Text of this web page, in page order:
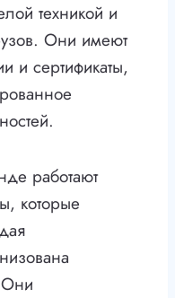
техникой и
Они имеют
и сертификаты,
работают
которые
Они